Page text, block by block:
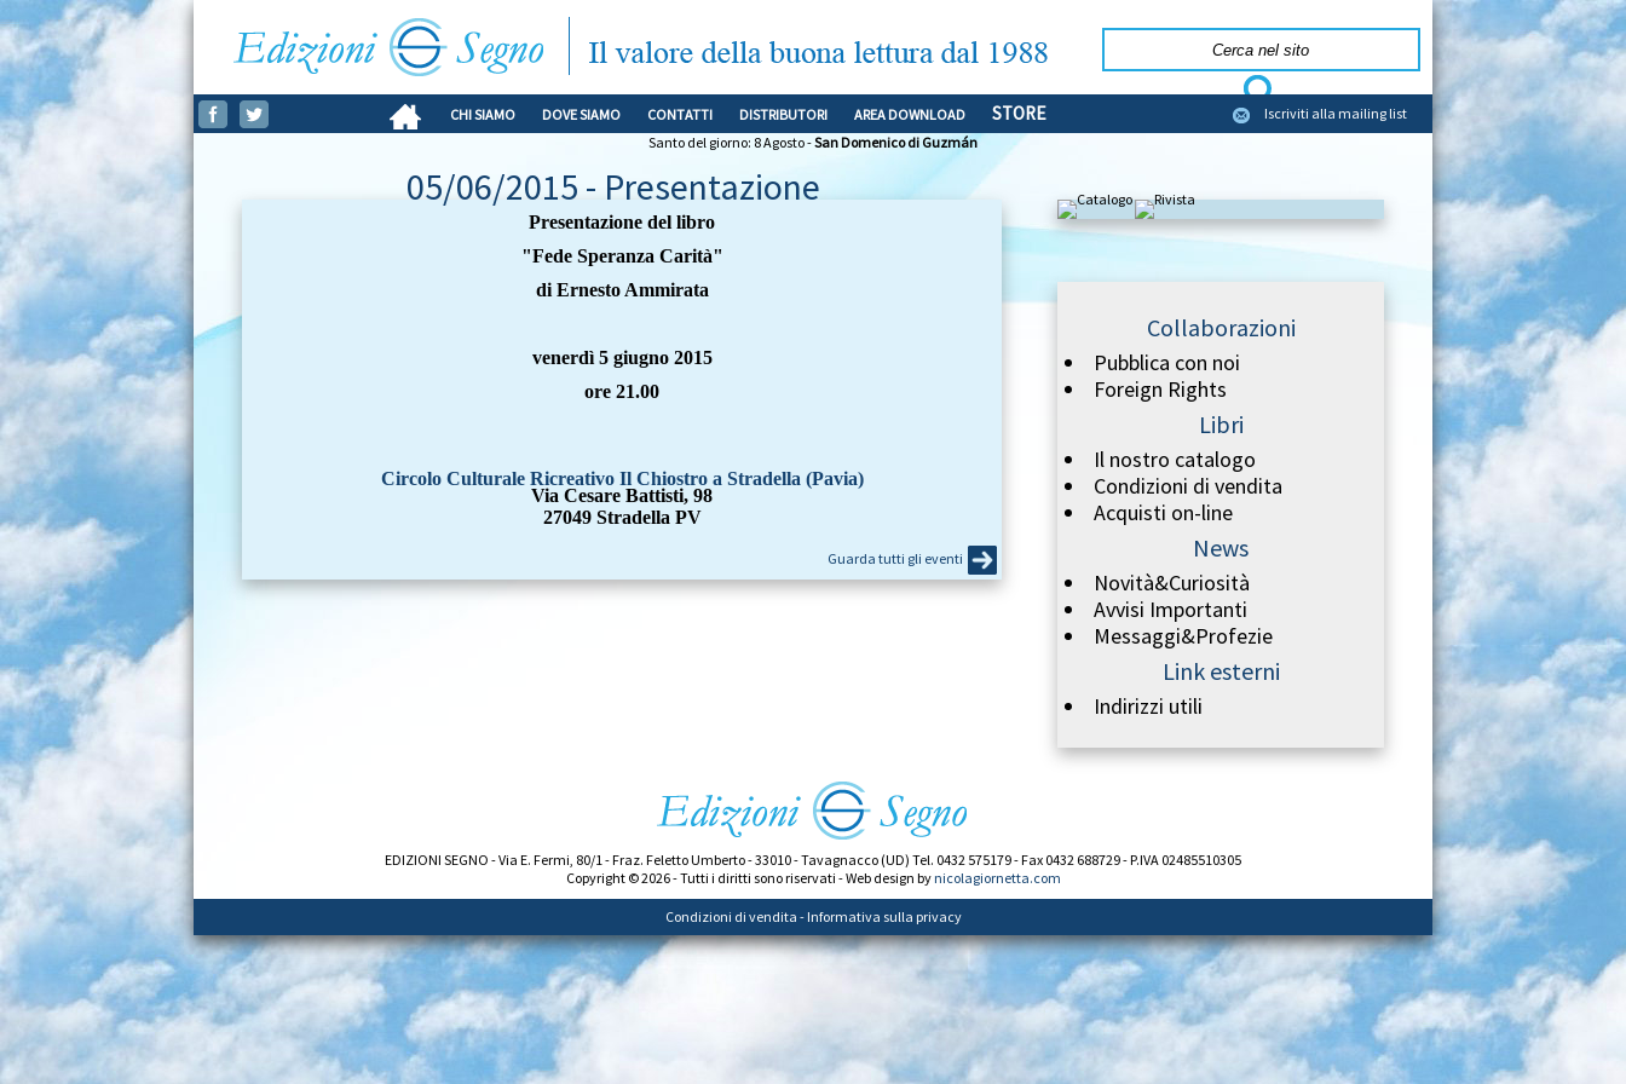
CHI SIAMO DOVE SIAMO CONTATTI DISTRIBUTORI AREA DOWNLOAD STORE
Iscriviti alla mailing list
Santo del giorno: 8 Agosto -San Domenico di Guzmán
05/06/2015 - Presentazione
Presentazione del libro
"Fede Speranza Carità"
di Ernesto Ammirata
venerdì 5 giugno 2015
ore 21.00
Circolo Culturale Ricreativo Il Chiostro a Stradella (Pavia)
Via Cesare Battisti, 98
27049 Stradella PV
Guarda tutti gli eventi
Collaborazioni
Pubblica con noi
Foreign Rights
Libri
Il nostro catalogo
Condizioni di vendita
Acquisti on-line
News
Novità&Curiosità
Avvisi Importanti
Messaggi&Profezie
Link esterni
Indirizzi utili
EDIZIONI SEGNO - Via E. Fermi, 80/1 - Fraz. Feletto Umberto - 33010 - Tavagnacco (UD) Tel. 0432 575179 - Fax 0432 688729 - P.IVA 02485510305
Copyright © 2026 - Tutti i diritti sono riservati - Web design by nicolagiornetta.com
Condizioni di vendita - Informativa sulla privacy